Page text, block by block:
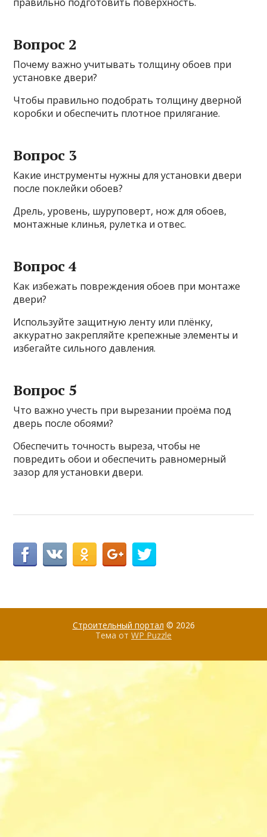
Вопрос 2
Почему важно учитывать толщину обоев при
установке двери?
Чтобы правильно подобрать толщину дверной
коробки и обеспечить плотное прилягание.
Вопрос 3
Какие инструменты нужны для установки двери
после поклейки обоев?
Дрель, уровень, шуруповерт, нож для обоев,
монтажные клинья, рулетка и отвес.
Вопрос 4
Как избежать повреждения обоев при монтаже
двери?
Используйте защитную ленту или плёнку,
аккуратно закрепляйте крепежные элементы и
избегайте сильного давления.
Вопрос 5
Что важно учесть при вырезании проёма под
дверь после обоями?
Обеспечить точность выреза, чтобы не
повредить обои и обеспечить равномерный
зазор для установки двери.
Строительный портал © 2026
Тема от WP Puzzle